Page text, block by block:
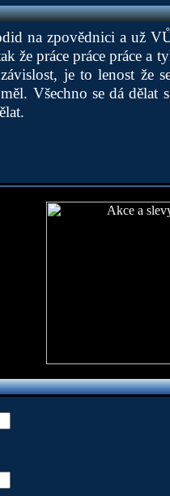
na zpovědnici a už
že práce práce práce a
je to lenost že
Všechno se dá